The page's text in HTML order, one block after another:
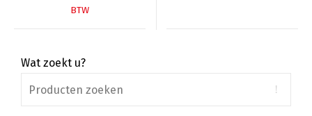
prijs
BTW
Wat zoekt u?